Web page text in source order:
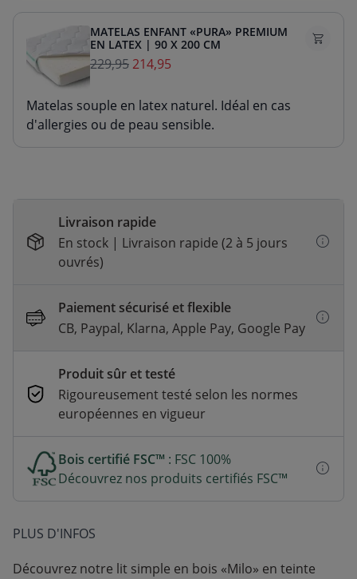
MATELAS ENFANT «PURA» PREMIUM
EN LATEX | 90 X 200 CM
229,95 214,95
Matelas souple en latex naturel. Idéal en cas
d'allergies ou de peau sensible.
Livraison rapide
En stock | Livraison rapide (2 à 5 jours
ouvrés)
Paiement sécurisé et flexible
CB, Paypal, Klarna, Apple Pay, Google Pay
Produit sûr et testé
Rigoureusement testé selon les normes
européennes en vigueur
Bois certifié FSC™ : FSC 100%
Découvrez nos produits certifiés FSC™
PLUS D'INFOS
Découvrez notre lit simple en bois «Milo» en teinte